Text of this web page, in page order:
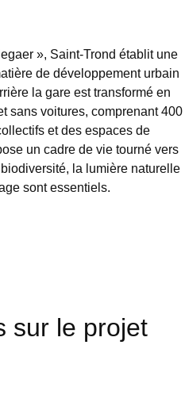
», Saint-Trond établit une
dedéveloppement urbain
la gare est transformé en
sans voitures, comprenant 400
et des espaces de
un cadre de vie tourné vers
biodiversité, la lumière naturelle
sont essentiels.
sur le projet